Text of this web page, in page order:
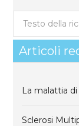
r
Articoli
La malattia di
Sclerosi